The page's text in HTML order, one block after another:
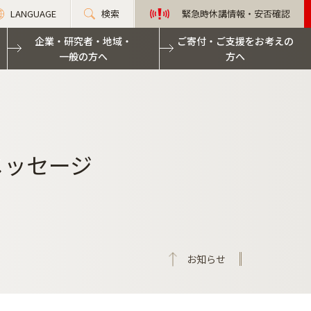
LANGUAGE 検索 緊急時休講情報・安否確認
企業・研究者・地域・
一般の方へ
ご寄付・ご支援をお考えの
方へ
セージ
お知らせ